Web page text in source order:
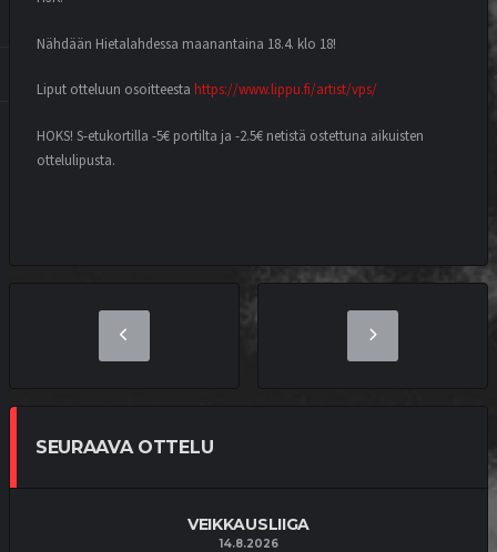
Nähdään Hietalahdessa maanantaina 18.4. klo 18!
Liput otteluun osoitteesta https://www.lippu.fi/artist/vps/
HOKS! S-etukortilla -5€ portilta ja -2.5€ netistä ostettuna aikuisten
ottelulipusta.
SEURAAVA OTTELU
VEIKKAUSLIIGA
14.8.2026